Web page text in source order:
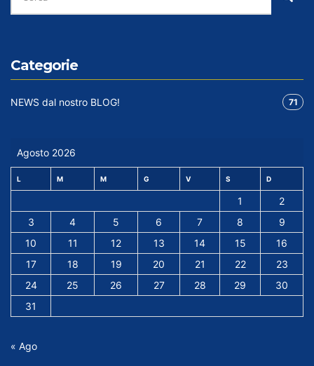
Categorie
NEWS dal nostro BLOG! 71
Agosto 2026
L M M G V S D
1
2
3
4 5 6 7 8
9
10
11 12 13 14 15
16
17
18 19 20 21 22
23
24
25 26 27 28 29
30
31
« Ago